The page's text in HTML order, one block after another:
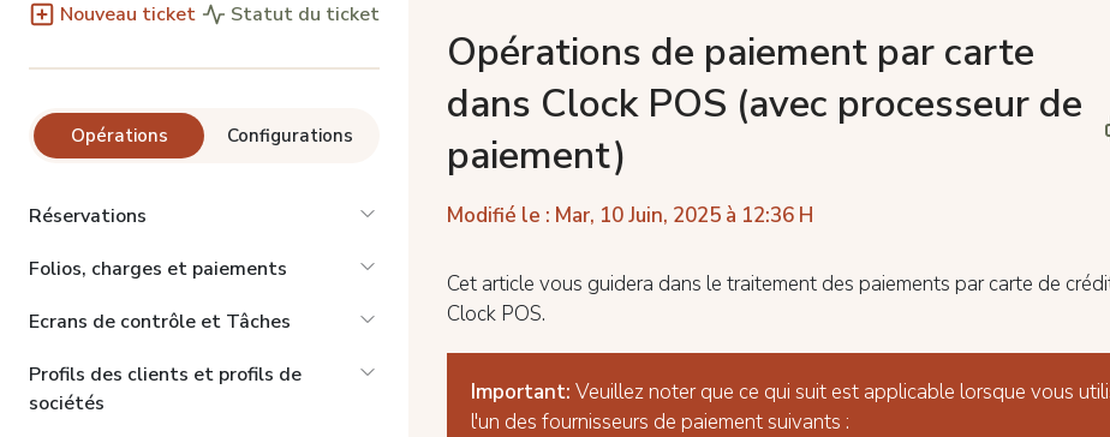
Nouveau ticket Statut du ticket
Opérations Configurations
Réservations
Folios, charges et paiements
Ecrans de contrôle et Tâches
Profils des clients et profils de
sociétés
Opérations de paiement par carte
dans Clock POS (avec processeur de
paiement)
Modifié le : Mar, 10 Juin, 2025 à 12:36 H
Cet article vous guidera dans le traitement des paiements par carte de
Clock POS.
Important: Veuillez noter que ce qui suit est applicable lorsque vous
l'un des fournisseurs de paiement suivants :